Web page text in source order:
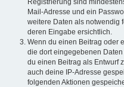
Registrierung sind
Mail-Adresse und ein
weitere Daten als notwendig
deren Eingabe ersichtlich.
Wenn du einen Beitrag oder
die dort eingegebenen
du einen Beitrag als Entwurf
auch deine IP-Adresse
folgenden Aktionen